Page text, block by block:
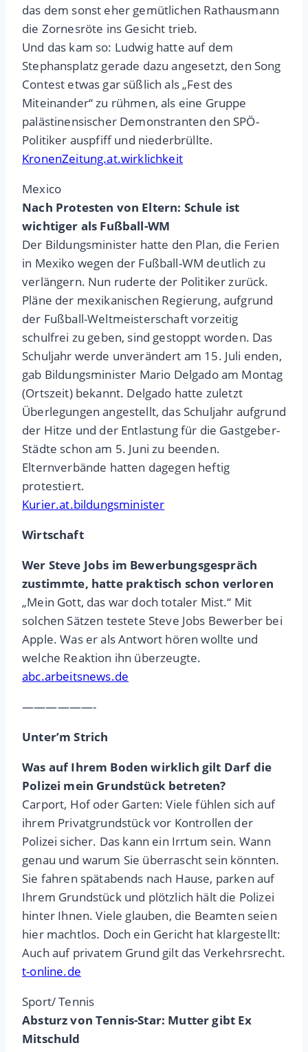
das dem sonst eher gemütlichen Rathausmann
die Zornesröte ins Gesicht trieb.
Und das kam so: Ludwig hatte auf dem
Stephansplatz gerade dazu angesetzt, den Song
Contest etwas gar süßlich als „Fest des
Miteinander“ zu rühmen, als eine Gruppe
palästinensischer Demonstranten den SPÖ-
Politiker auspfiff und niederbrüllte.
KronenZeitung.at.wirklichkeit
Mexico
Nach Protesten von Eltern: Schule ist
wichtiger als Fußball-WM
Der Bildungsminister hatte den Plan, die Ferien
in Mexiko wegen der Fußball-WM deutlich zu
verlängern. Nun ruderte der Politiker zurück.
Pläne der mexikanischen Regierung, aufgrund
der Fußball-Weltmeisterschaft vorzeitig
schulfrei zu geben, sind gestoppt worden. Das
Schuljahr werde unverändert am 15. Juli enden,
gab Bildungsminister Mario Delgado am Montag
(Ortszeit) bekannt. Delgado hatte zuletzt
Überlegungen angestellt, das Schuljahr aufgrund
der Hitze und der Entlastung für die Gastgeber-
Städte schon am 5. Juni zu beenden.
Elternverbände hatten dagegen heftig
protestiert.
Kurier.at.bildungsminister
Wirtschaft
Wer Steve Jobs im Bewerbungsgespräch
zustimmte, hatte praktisch schon verloren
„Mein Gott, das war doch totaler Mist.“ Mit
solchen Sätzen testete Steve Jobs Bewerber bei
Apple. Was er als Antwort hören wollte und
welche Reaktion ihn überzeugte.
abc.arbeitsnews.de
——————-
Unter’m Strich
Was auf Ihrem Boden wirklich gilt Darf die
Polizei mein Grundstück betreten?
Carport, Hof oder Garten: Viele fühlen sich auf
ihrem Privatgrundstück vor Kontrollen der
Polizei sicher. Das kann ein Irrtum sein. Wann
genau und warum Sie überrascht sein könnten.
Sie fahren spätabends nach Hause, parken auf
Ihrem Grundstück und plötzlich hält die Polizei
hinter Ihnen. Viele glauben, die Beamten seien
hier machtlos. Doch ein Gericht hat klargestellt:
Auch auf privatem Grund gilt das Verkehrsrecht.
t-online.de
Sport/ Tennis
Absturz von Tennis-Star: Mutter gibt Ex
Mitschuld